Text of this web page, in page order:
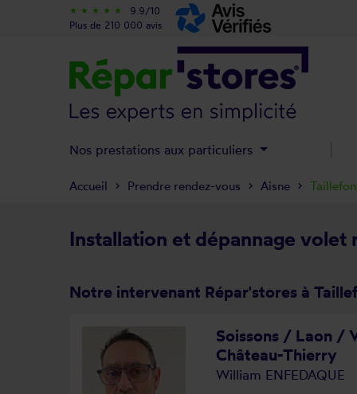
Installation et dépannage volet
Notre intervenant Répar'stores à
Soissons / Laon /
Château-Thierry
William ENFEDAQUE
Accueil Prendre rendez-vous Aisne
star_rate star_rate star_rate star_rate star_rate
9.9/10
Plus de 210 000 avis
Nos prestations aux particuliers